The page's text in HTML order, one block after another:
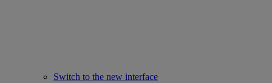
Switch to the new interface